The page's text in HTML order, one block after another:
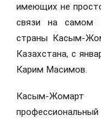
имеющих не
связи на самом
страны Касым-
Казахстана, с
Карим Масимов.
Касым-